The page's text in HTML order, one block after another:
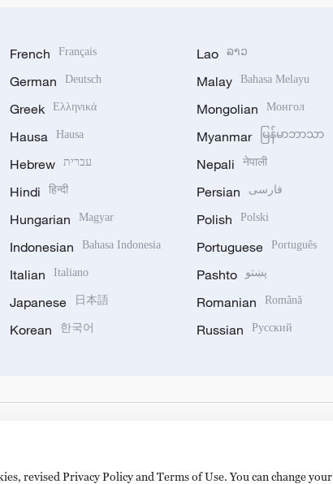
French Français
German Deutsch
Greek Ελληνικά
Hausa Hausa
Hebrew עברית
Hindi हिन्दी
Hungarian Magyar
Indonesian Bahasa Indonesia
Italian Italiano
Japanese 日本語
Korean 한국어
Lao ລາວ
Malay Bahasa Melayu
Mongolian Монгол
Myanmar မြန်မာဘာသာ
Nepali नेपाली
Persian فارسی
Polish Polski
Portuguese Português
Pashto پښتو
Romanian Română
Russian Русский
revised Privacy Policy and Terms of Use. You can change your